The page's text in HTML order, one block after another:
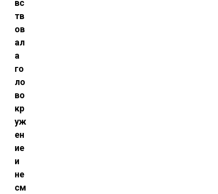
вс
тв
ов
ал
а
го
ло
во
кр
уж
ен
ие
и
не
см